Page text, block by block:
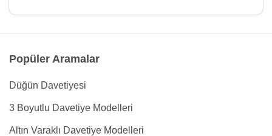
Popüler Aramalar
Düğün Davetiyesi
3 Boyutlu Davetiye Modelleri
Altın Varaklı Davetiye Modelleri